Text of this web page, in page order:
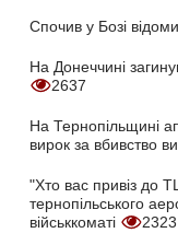
Спочив у Бозі
На Донеччині
2637
На Тернопільщині
вирок за вбивство
"Хто вас привіз до
тернопільського
військкоматі
2323